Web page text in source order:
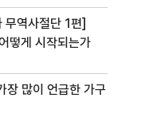
무역사절단 1편]
떻게 시작되는가
장 많이 언급한 가구